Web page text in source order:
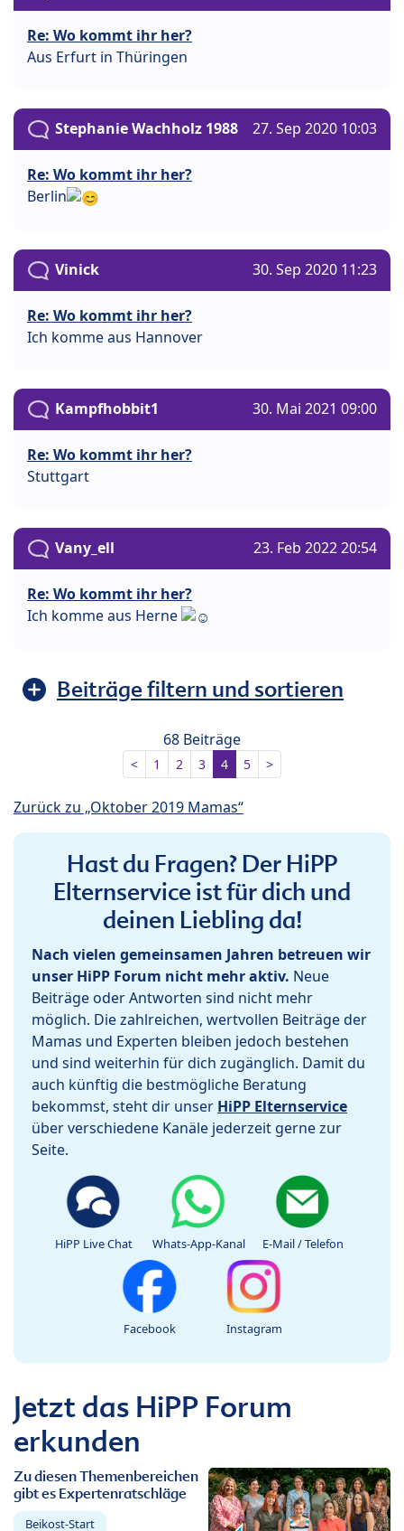
Re: Wo kommt ihr her?
Aus Erfurt in Thüringen
Stephanie Wachholz 1988 27. Sep 2020 10:03
Re: Wo kommt ihr her?
Berlin
Vinick 30. Sep 2020 11:23
Re: Wo kommt ihr her?
Ich komme aus Hannover
Kampfhobbit1 30. Mai 2021 09:00
Re: Wo kommt ihr her?
Stuttgart
Vany_ell 23. Feb 2022 20:54
Re: Wo kommt ihr her?
Ich komme aus Herne
Beiträge filtern und sortieren
68 Beiträge
< 1 2 3 4 5 >
Zurück zu „Oktober 2019 Mamas“
Hast du Fragen? Der HiPP
Elternservice ist für dich und
deinen Liebling da!
Nach vielen gemeinsamen Jahren betreuen wir
unser HiPP Forum nicht mehr aktiv. Neue
Beiträge oder Antworten sind nicht mehr
möglich. Die zahlreichen, wertvollen Beiträge der
Mamas und Experten bleiben jedoch bestehen
und sind weiterhin für dich zugänglich. Damit du
auch künftig die bestmögliche Beratung
bekommst, steht dir unser HiPP Elternservice
über verschiedene Kanäle jederzeit gerne zur
Seite.
HiPP Live Chat Whats-App-Kanal E-Mail / Telefon
Facebook Instagram
Jetzt das HiPP Forum
erkunden
Zu diesen Themenbereichen
gibt es Expertenratschläge
Beikost-Start